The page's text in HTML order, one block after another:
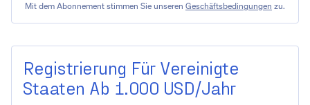
Mit dem Abonnement stimmen Sie unseren Geschäftsbedingungen zu.
Registrierung Für Vereinigte
Staaten Ab 1.000 USD/Jahr